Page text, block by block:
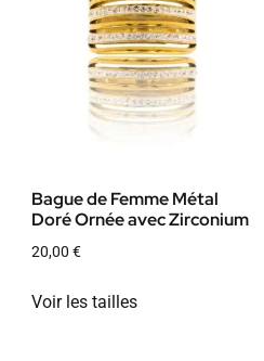
Bague de Femme Métal
Doré Ornée avec Zirconium
20,00 €
Voir les tailles